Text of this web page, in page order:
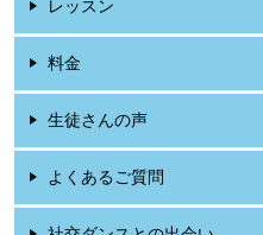
レッスン
料金
生徒さんの声
よくあるご質問